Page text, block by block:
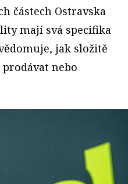
částech Ostravska
mají svá specifika
jak složitě
nebo